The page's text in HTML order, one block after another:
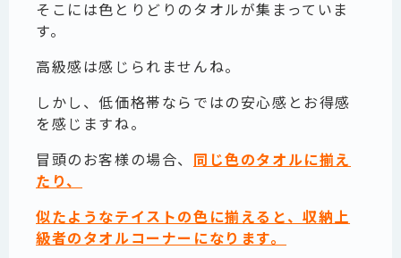
そこには色とりどりのタオルが集まっていま
す。
高級感は感じられませんね。
しかし、低価格帯ならではの安心感とお得感
を感じますね。
冒頭のお客様の場合、 同じ色のタオルに揃え
たり、
似たようなテイストの色に揃えると、収納上
級者のタオルコーナーになります。